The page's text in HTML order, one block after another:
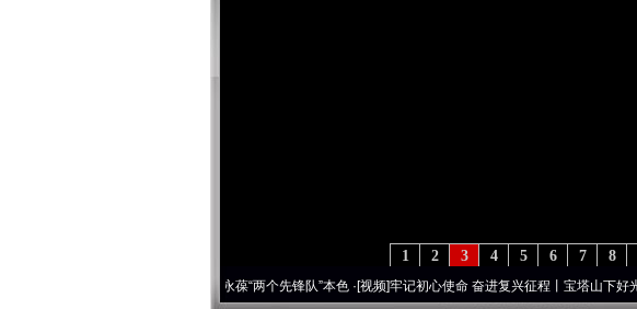
8
7
6
5
4
3
2
1
永葆“两个先锋队”本色·[视频]牢记初心使命 奋进复兴征程丨宝塔山下好光景..·[